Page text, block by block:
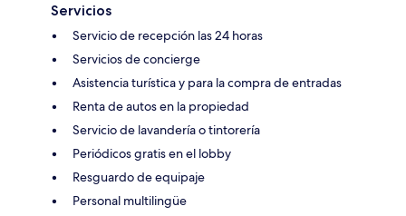
Servicios
Servicio de recepción las 24 horas
Servicios de concierge
Asistencia turística y para la compra de entradas
Renta de autos en la propiedad
Servicio de lavandería o tintorería
Periódicos gratis en el lobby
Resguardo de equipaje
Personal multilingüe